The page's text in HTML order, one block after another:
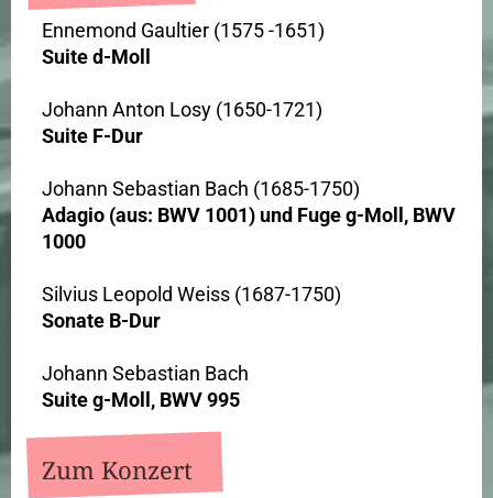
Ennemond Gaultier (1575 -1651)
Suite d-Moll
Johann Anton Losy (1650-1721)
Suite F-Dur
Johann Sebastian Bach (1685-1750)
Adagio (aus: BWV 1001) und Fuge g-Moll, BWV
1000
Silvius Leopold Weiss (1687-1750)
Sonate B-Dur
Johann Sebastian Bach
Suite g-Moll, BWV 995
Zum Konzert